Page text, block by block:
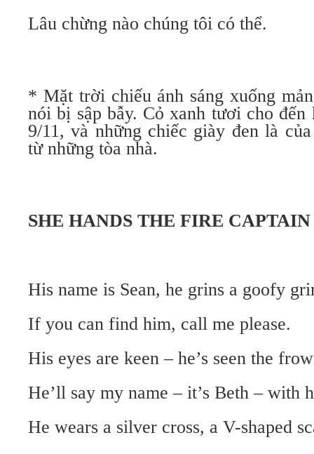
Lâu chừng nào chúng tôi có thể.
* Mặt trời chiếu ánh sáng xuống
nói bị sập bẫy. Cỏ xanh tươi cho
9/11, và những chiếc giày đen là
từ những tòa nhà.
SHE HANDS THE FIRE
His name is Sean, he grins a goofy
If you can find him, call me please.
His eyes are keen – he’s seen the
He’ll say my name – it’s Beth – with
He wears a silver cross, a V-shaped